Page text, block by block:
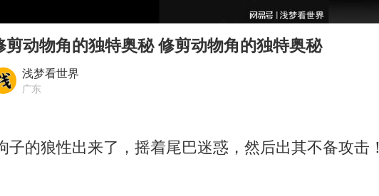
“六爷”挂一颗出场
香港宏福苑火灾或由烟头引起
人民的健康、体质、幸福一脉相承
剪动物角的独特奥秘 修剪动物角的独特奥秘
浅梦看世界
广东
子的狼性出来了，摇着尾巴迷惑，然后出其不备攻击！